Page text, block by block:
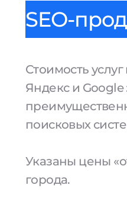
SEO-
Стоимость
Яндекс и Google
поисковых
Указаны цены
города.